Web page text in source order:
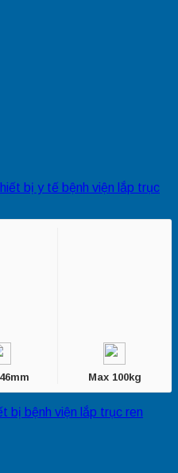
Max 100kg
bị bệnh viện lắp trục ren